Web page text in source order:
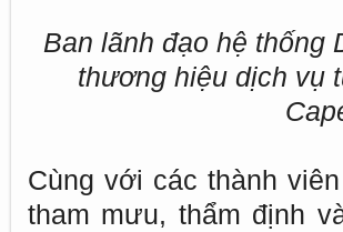
Ban lãnh đạo hệ thống
thương hiệu dịch vụ
Cùng với các thành
tham mưu, thẩm định